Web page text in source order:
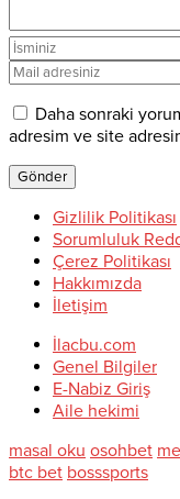
Daha sonraki
adresim ve site
Gizlilik Politikası
Sorumluluk
Çerez Politikası
Hakkımızda
İletişim
İlacbu.com
Genel Bilgiler
E-Nabiz Giriş
Aile hekimi
masal oku osohbet
btc bet bosssports